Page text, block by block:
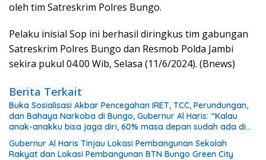
oleh tim Satreskrim Polres Bungo.
Pelaku inisial Sop ini berhasil diringkus tim gabungan
Satreskrim Polres Bungo dan Resmob Polda Jambi
sekira pukul 04.00 Wib, Selasa (11/6/2024). (Bnews)
Berita Terkait
Buka Sosialisasi Akbar Pencegahan IRET, TCC, Perundungan,
dan Bahaya Narkoba di Bungo, Gubernur Al Haris: “Kalau
anak-anakku bisa jaga diri, 60% masa depan sudah ada di
tangan”
Gubernur Al Haris Tinjau Lokasi Pembangunan Sekolah
Rakyat dan Lokasi Pembangunan BTN Bungo Green City